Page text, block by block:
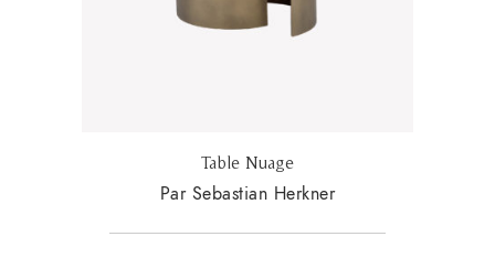
Table Nuage
Par Sebastian Herkner